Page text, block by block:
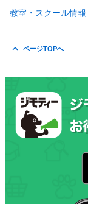
教室・スクール情報
ページTOPへ